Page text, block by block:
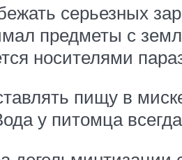
серьезных
предметы с
носителями
пищу в
у питомца